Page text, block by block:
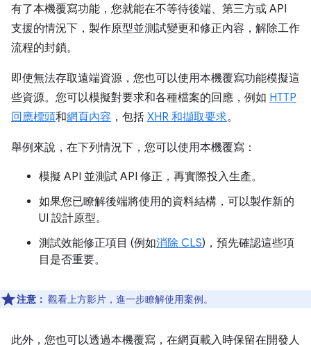
有了本機覆寫功能，您就能在不等待後端、第三方或 API
支援的情況下，製作原型並測試變更和修正內容，解除工作
流程的封鎖。
即使無法存取遠端資源，您也可以使用本機覆寫功能模擬這
些資源。您可以模擬對要求和各種檔案的回應，例如 HTTP
回應標頭和網頁內容 ，包括 XHR 和擷取要求。
舉例來說，在下列情況下，您可以使用本機覆寫：
模擬 API 並測試 API 修正，再實際投入生產。
如果您已瞭解後端將使用的資料結構，可以製作新的
UI 設計原型。
測試效能修正項目 (例如消除 CLS)，預先確認這些項
目是否重要。
注意： 觀看上方影片，進一步瞭解使用案例。
此外，您也可以透過本機覆寫，在網頁載入時保留在開發人